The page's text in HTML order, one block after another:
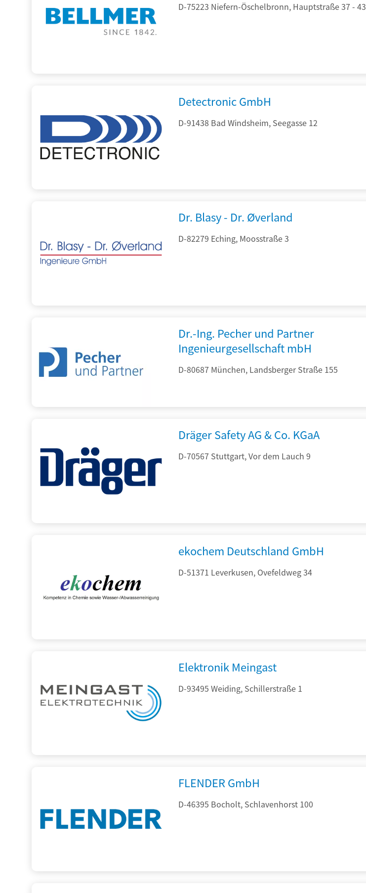
D-75223 Niefern-Öschelbronn, Hauptstraße 37 - 43
Detectronic GmbH
D-91438 Bad Windsheim, Seegasse 12
Dr. Blasy - Dr. Øverland
D-82279 Eching, Moosstraße 3
Dr.-Ing. Pecher und Partner
Ingenieurgesellschaft mbH
D-80687 München, Landsberger Straße 155
Dräger Safety AG & Co. KGaA
D-70567 Stuttgart, Vor dem Lauch 9
ekochem Deutschland GmbH
D-51371 Leverkusen, Ovefeldweg 34
Elektronik Meingast
D-93495 Weiding, Schillerstraße 1
FLENDER GmbH
D-46395 Bocholt, Schlavenhorst 100